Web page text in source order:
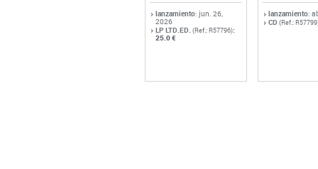
lanzamiento: jun. 26,
2026
LP LTD.ED. (Ref.: R57796):
25.0 €
lanzamiento:
CD (Ref.: